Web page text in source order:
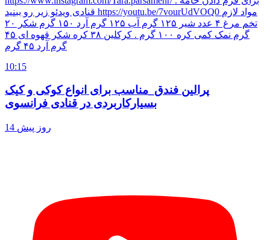
قنادی ویدئو زیر رو ببنید https://youtu.be/7vourUdVOQ0 مواد لازم
تخم مرغ ۴ عدد شیر ۱۲۵ گرم آب ۱۲۵ گرم آرد ۱۵۰ گرم شکر ۲۰
گرم نمک کمی کره ۱۰۰ گرم . کرکلین ۳۸ کره شکر قهوه ای ۴۵
گرم آرد ۴۵ گرم
10:15
پرالین فندق_مناسب برای انواع کوکی و کیک
بسیار‌کاربردی در قنادی فرانسوی
14 روز پیش